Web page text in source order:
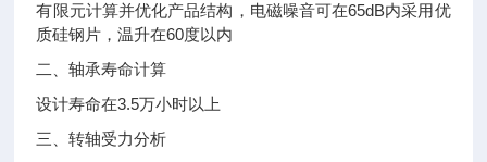
有限元计算并优化产品结构，电磁噪音可在65dB内采用优
质硅钢片，温升在60度以内
二、轴承寿命计算
设计寿命在3.5万小时以上
三、转轴受力分析